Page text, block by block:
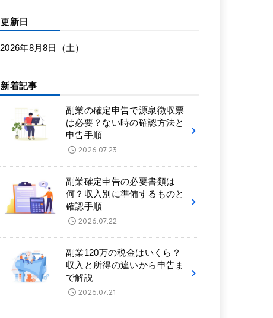
更新日
2026年8月8日（土）
新着記事
副業の確定申告で源泉徴収票
は必要？ない時の確認方法と
申告手順
2026.07.23
副業確定申告の必要書類は
何？収入別に準備するものと
確認手順
2026.07.22
副業120万の税金はいくら？
収入と所得の違いから申告ま
で解説
2026.07.21